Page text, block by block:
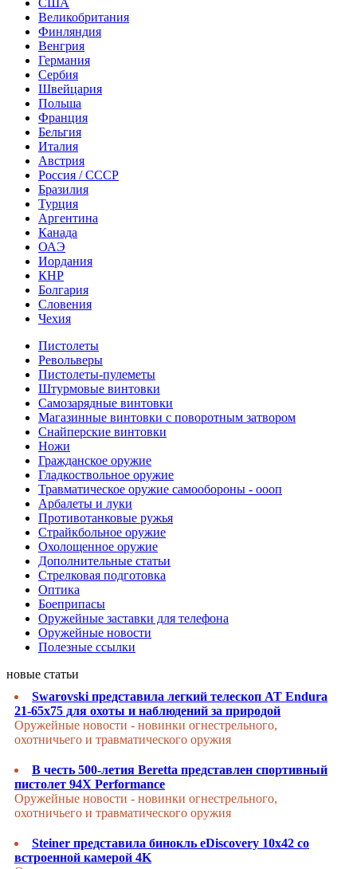
Великобритания
Финляндия
Венгрия
Германия
Сербия
Швейцария
Польша
Франция
Бельгия
Италия
Австрия
Россия / СССР
Бразилия
Турция
Аргентина
Канада
ОАЭ
Иордания
КНР
Болгария
Словения
Чехия
Пистолеты
Револьверы
Пистолеты-пулеметы
Штурмовые винтовки
Самозарядные винтовки
Магазинные винтовки с поворотным затвором
Снайперские винтовки
Ножи
Гражданское оружие
Гладкоствольное оружие
Травматическое оружие самообороны - оооп
Арбалеты и луки
Противотанковые ружья
Страйкбольное оружие
Охолощенное оружие
Дополнительные статьи
Стрелковая подготовка
Оптика
Боеприпасы
Оружейные заставки для телефона
Оружейные новости
Полезные ссылки
новые статьи
Swarovski представила легкий телескоп AT Endura
21-65x75 для охоты и наблюдений за природой
Оружейные новости - новинки огнестрельного,
охотничьего и травматического оружия
В честь 500-летия Beretta представлен спортивный
пистолет 94X Performance
Оружейные новости - новинки огнестрельного,
охотничьего и травматического оружия
Steiner представила бинокль eDiscovery 10x42 со
встроенной камерой 4K